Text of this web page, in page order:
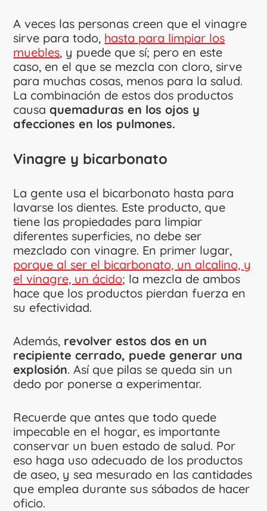
A veces las personas creen que el vinagre
sirve para todo, hasta para limpiar los
muebles, y puede que sí; pero en este
caso, en el que se mezcla con cloro, sirve
para muchas cosas, menos para la salud.
La combinación de estos dos productos
causaquemaduras en los ojos y
afecciones en los pulmones.
Vinagre y bicarbonato
La gente usa el bicarbonato hasta para
lavarse los dientes. Este producto, que
tiene las propiedades para limpiar
diferentes superficies, no debe ser
mezclado con vinagre. En primer lugar,
porque al ser el bicarbonato, un alcalino, y
el vinagre, un ácido; la mezcla de ambos
hace que los productos pierdan fuerza en
su efectividad.
Además, revolver estos dos en un
recipiente cerrado, puede generar una
explosión. Así que pilas se queda sin un
dedo por ponerse a experimentar.
Recuerde que antes que todo quede
impecable en el hogar, es importante
conservar un buen estado de salud. Por
eso haga uso adecuado de los productos
de aseo, y sea mesurado en las cantidades
que emplea durante sus sábados de hacer
oficio.